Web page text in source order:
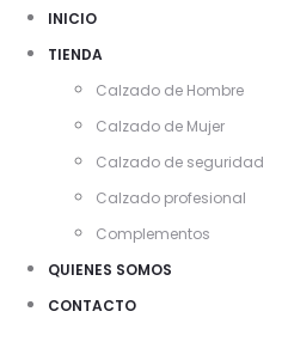
INICIO
TIENDA
Calzado de Hombre
Calzado de Mujer
Calzado de seguridad
Calzado profesional
Complementos
QUIENES SOMOS
CONTACTO